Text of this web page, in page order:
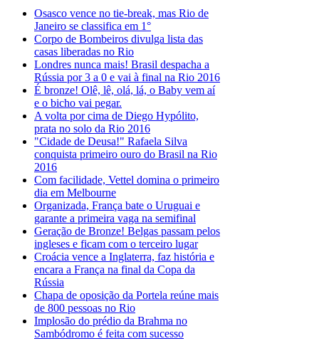
Osasco vence no tie-break, mas Rio de
Janeiro se classifica em 1°
Corpo de Bombeiros divulga lista das
casas liberadas no Rio
Londres nunca mais! Brasil despacha a
Rússia por 3 a 0 e vai à final na Rio 2016
É bronze! Olê, lê, olá, lá, o Baby vem aí
e o bicho vai pegar.
A volta por cima de Diego Hypólito,
prata no solo da Rio 2016
"Cidade de Deusa!" Rafaela Silva
conquista primeiro ouro do Brasil na Rio
2016
Com facilidade, Vettel domina o primeiro
dia em Melbourne
Organizada, França bate o Uruguai e
garante a primeira vaga na semifinal
Geração de Bronze! Belgas passam pelos
ingleses e ficam com o terceiro lugar
Croácia vence a Inglaterra, faz história e
encara a França na final da Copa da
Rússia
Chapa de oposição da Portela reúne mais
de 800 pessoas no Rio
Implosão do prédio da Brahma no
Sambódromo é feita com sucesso